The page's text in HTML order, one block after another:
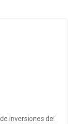
inversiones del